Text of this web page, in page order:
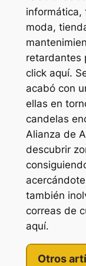
informática,
moda,
retardantes
click aquí.
acabó con
ellas en
candelas
Alianza de
descubrir
también
correas de
aquí.
Otros